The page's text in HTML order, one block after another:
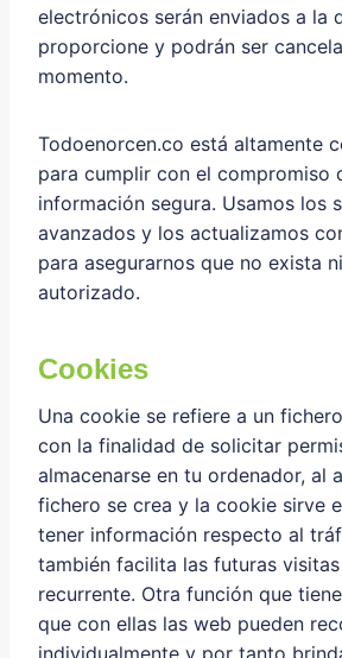
electrónicos serán enviados a la
proporcione y podrán ser
momento.
Todoenorcen.co está altamente
para cumplir con el compromiso
información segura. Usamos los
avanzados y los actualizamos
para asegurarnos que no exista
autorizado.
Cookies
Una cookie se refiere a un
con la finalidad de solicitar
almacenarse en tu ordenador, al
fichero se crea y la cookie sirve
tener información respecto al
también facilita las futuras
recurrente. Otra función que
que con ellas las web pueden
individualmente y por tanto